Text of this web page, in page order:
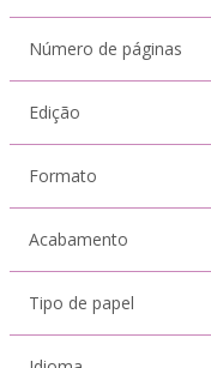
Número de páginas
Edição
Formato
Acabamento
Tipo de papel